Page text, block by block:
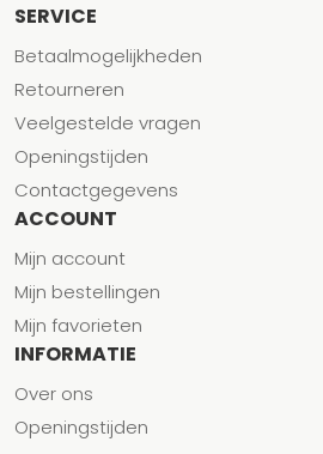
SERVICE
Betaalmogelijkheden
Retourneren
Veelgestelde vragen
Openingstijden
Contactgegevens
ACCOUNT
Mijn account
Mijn bestellingen
Mijn favorieten
INFORMATIE
Over ons
Openingstijden